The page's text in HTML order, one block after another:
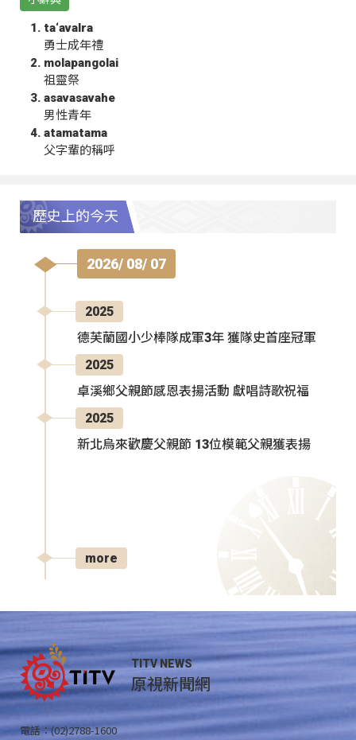
ta‘avalra
勇士成年禮
molapangolai
祖靈祭
asavasavahe
男性青年
atamatama
父字輩的稱呼
歷史上的今天
2026/ 08/ 07
2025
德芙蘭國小少棒隊成軍3年 獲隊史首座冠軍
2025
卓溪鄉父親節感恩表揚活動 獻唱詩歌祝福
2025
新北烏來歡慶父親節 13位模範父親獲表揚
more
TITV NEWS
原視新聞網
電話：(02)2788-1600